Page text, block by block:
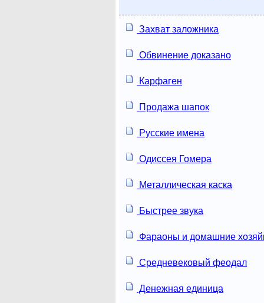
Захват заложника
Обвинение доказано
Карфаген
Продажа шапок
Русские имена
Одиссея Гомера
Металлическая каска
Быстрее звука
Фараоны и домашние
Средневековый феодал
Денежная единица